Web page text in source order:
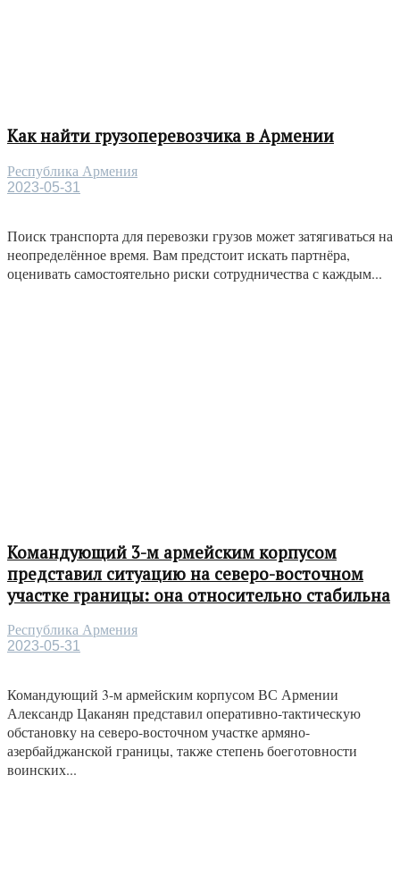
Как найти грузоперевозчика в Армении
Республика Армения
2023-05-31
Поиск транспорта для перевозки грузов может затягиваться на
неопределённое время. Вам предстоит искать партнёра,
оценивать самостоятельно риски сотрудничества с каждым...
Командующий 3-м армейским корпусом
представил ситуацию на северо-восточном
участке границы: она относительно стабильна
Республика Армения
2023-05-31
Командующий 3-м армейским корпусом ВС Армении
Александр Цаканян представил оперативно-тактическую
обстановку на северо-восточном участке армяно-
азербайджанской границы, также степень боеготовности
воинских...